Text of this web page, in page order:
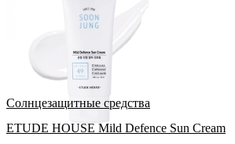
Солнцезащитные средства
ETUDE HOUSE Mild Defence Sun Cream